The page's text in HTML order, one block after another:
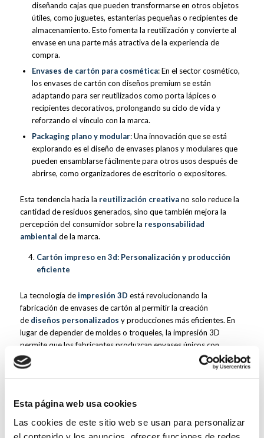
Esta página web usa cookies
Las cookies de este sitio web se usan para personalizar
diseñando cajas que pueden transformarse en otros objetos
útiles, como juguetes, estanterías pequeñas o recipientes de
almacenamiento. Esto fomenta la reutilización y convierte al
envase en una parte más atractiva de la experiencia de
compra.
Envases de cartón para cosmética: En el sector cosmético,
los envases de cartón con diseños premium se están
adaptando para ser reutilizados como porta lápices o
recipientes decorativos, prolongando su ciclo de vida y
reforzando el vínculo con la marca.
Packaging plano y modular: Una innovación que se está
explorando es el diseño de envases planos y modulares que
pueden ensamblarse fácilmente para otros usos después de
abrirse, como organizadores de escritorio o expositores.
Esta tendencia hacia la reutilización creativano solo reduce la
cantidad de residuos generados, sino que también mejora la
percepción del consumidor sobre la responsabilidad
ambiental de la marca.
Cartón impreso en 3d: Personalización y producción
eficiente
La tecnología deimpresión 3D está revolucionando la
fabricación de envases de cartón al permitir la creación
de diseños personalizados y producciones más eficientes. En
lugar de depender de moldes o troqueles, la impresión 3D
permite que los fabricantes produzcan envases únicos con
formas complejas o detalles personalizados, todo ello
con
Personalización masiva: Las marcas pueden ofrecer envases
personalizados para ediciones limitadas o campañas de
marketing, sin aumentar significativamente los costes de